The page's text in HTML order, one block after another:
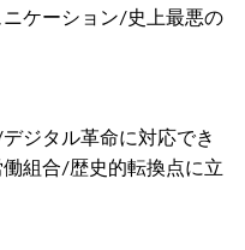
ケーション/史上最悪の
ジタル革命に対応でき
組合/歴史的転換点に立